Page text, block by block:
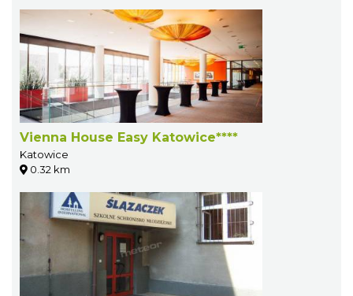
Vienna House Easy Katowice****
Katowice
0.32 km